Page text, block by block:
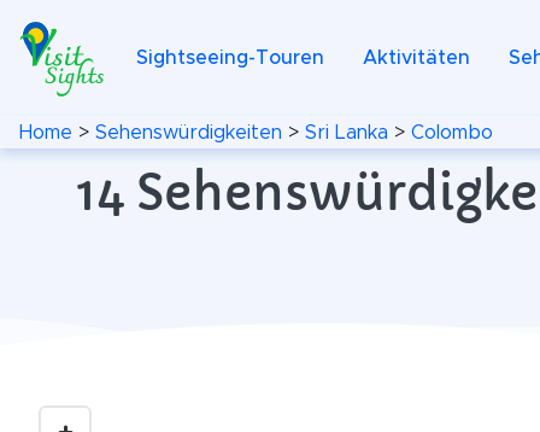
Sightseeing-Touren Aktivitäten
Home > Sehenswürdigkeiten > Sri Lanka > Colombo
14